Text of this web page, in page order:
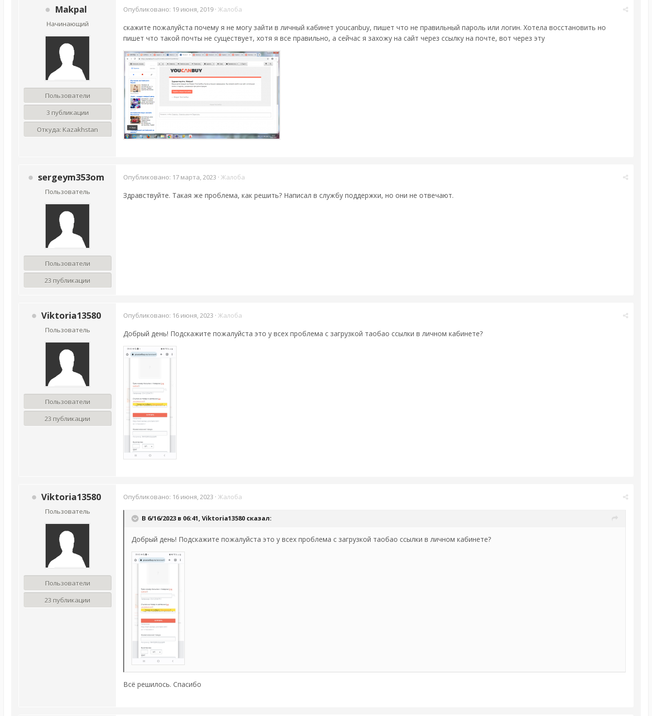
Makpal
Начинающий
Пользователи
3 публикации
Откуда: Kazakhstan
Опубликовано: 19 июня, 2019 · Жалоба
скажите пожалуйста почему я не могу зайти в личный кабинет youcanbuy, пишет что не правильный пароль или логин. Хотела восстановить но
пишет что такой почты не существует, хотя я все правильно, а сейчас я захожу на сайт через ссылку на почте, вот через эту
sergeym353om
Пользователь
Пользователи
23 публикации
Опубликовано: 17 марта, 2023 · Жалоба
Здравствуйте. Такая же проблема, как решить? Написал в службу поддержки, но они не отвечают.
Viktoria13580
Пользователь
Пользователи
23 публикации
Опубликовано: 16 июня, 2023 · Жалоба
Добрый день! Подскажите пожалуйста это у всех проблема с загрузкой таобао ссылки в личном кабинете?
Viktoria13580
Пользователь
Пользователи
23 публикации
Опубликовано: 16 июня, 2023 · Жалоба
В 6/16/2023 в 06:41, Viktoria13580 сказал:
Добрый день! Подскажите пожалуйста это у всех проблема с загрузкой таобао ссылки в личном кабинете?
Всё решилось. Спасибо